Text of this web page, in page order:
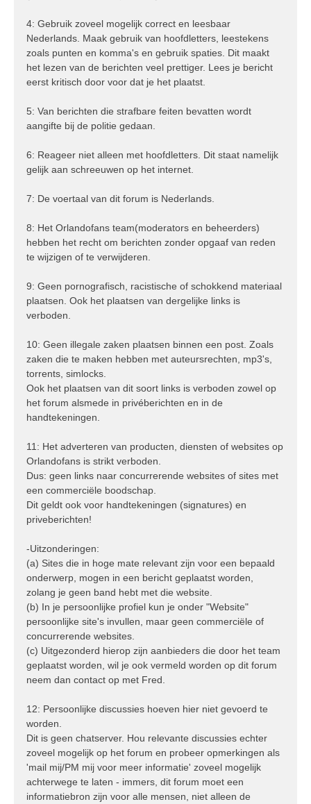
4: Gebruik zoveel mogelijk correct en leesbaar
Nederlands. Maak gebruik van hoofdletters, leestekens
zoals punten en komma's en gebruik spaties. Dit maakt
het lezen van de berichten veel prettiger. Lees je bericht
eerst kritisch door voor dat je het plaatst.
5: Van berichten die strafbare feiten bevatten wordt
aangifte bij de politie gedaan.
6: Reageer niet alleen met hoofdletters. Dit staat namelijk
gelijk aan schreeuwen op het internet.
7: De voertaal van dit forum is Nederlands.
8: Het Orlandofans team(moderators en beheerders)
hebben het recht om berichten zonder opgaaf van reden
te wijzigen of te verwijderen.
9: Geen pornografisch, racistische of schokkend materiaal
plaatsen. Ook het plaatsen van dergelijke links is
verboden.
10: Geen illegale zaken plaatsen binnen een post. Zoals
zaken die te maken hebben met auteursrechten, mp3's,
torrents, simlocks.
Ook het plaatsen van dit soort links is verboden zowel op
het forum alsmede in privéberichten en in de
handtekeningen.
11: Het adverteren van producten, diensten of websites op
Orlandofans is strikt verboden.
Dus: geen links naar concurrerende websites of sites met
een commerciële boodschap.
Dit geldt ook voor handtekeningen (signatures) en
priveberichten!
-Uitzonderingen:
(a) Sites die in hoge mate relevant zijn voor een bepaald
onderwerp, mogen in een bericht geplaatst worden,
zolang je geen band hebt met die website.
(b) In je persoonlijke profiel kun je onder "Website"
persoonlijke site's invullen, maar geen commerciële of
concurrerende websites.
(c) Uitgezonderd hierop zijn aanbieders die door het team
geplaatst worden, wil je ook vermeld worden op dit forum
neem dan contact op met Fred.
12: Persoonlijke discussies hoeven hier niet gevoerd te
worden.
Dit is geen chatserver. Hou relevante discussies echter
zoveel mogelijk op het forum en probeer opmerkingen als
'mail mij/PM mij voor meer informatie' zoveel mogelijk
achterwege te laten - immers, dit forum moet een
informatiebron zijn voor alle mensen, niet alleen de